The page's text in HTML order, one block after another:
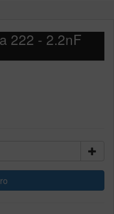
222 - 2.2nF